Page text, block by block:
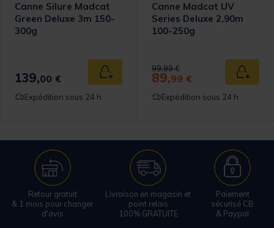
panier
Canne Silure Madcat
Green Deluxe 3m 150-
300g
139,00 € Ajouter au panier
Expédition sous 24 h
Canne Madcat UV
Series Deluxe 2,90m
100-250g
Price reduced from
99,99 €to
89,99 €
Expédition sous 24 h
Retour gratuit
& 1 mois pour changer
d'avis
Livraison en magasin et
point relais
100% GRATUITE
Paiement
sécurisé CB
& Paypal